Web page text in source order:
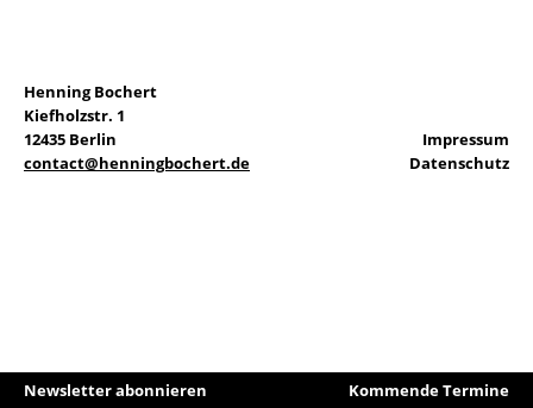
nach:
Henning Bochert
Kiefholzstr. 1
12435 Berlin
contact@henningbochert.de
Impressum
Datenschutz
Newsletter abonnieren Kommende Termine